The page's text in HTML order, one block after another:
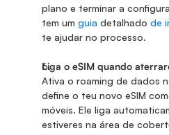
plano e terminar a
tem um guia detalhado
te ajudar no processo.
Liga o eSIM quando
Ativa o roaming de dados
define o teu novo eSIM
móveis. Ele liga
estiveres na área de